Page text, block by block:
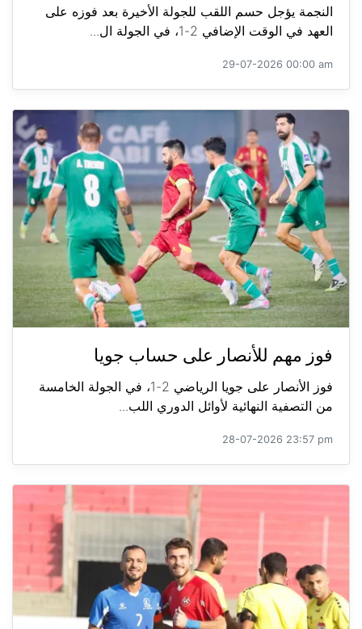
النجمة يؤجل حسم اللقب للجولة الأخيرة بعد فوزه على
العهد في الوقت الإضافي 2-1، في الجولة ال...
29-07-2026 00:00 am
فوز مهم للأنصار على حساب جويا
فوز الأنصار على جويا الرياضي 2-1، في الجولة الخامسة
من التصفية النهائية لأوائل الدوري اللب...
28-07-2026 23:57 pm